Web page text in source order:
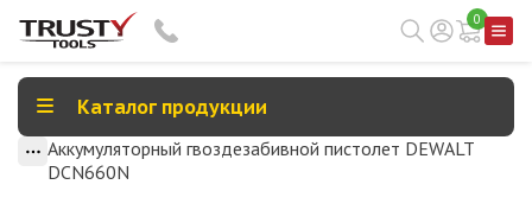
0
Каталог продукции
Аккумуляторный гвоздезабивной пистолет DEWALT
DCN660N